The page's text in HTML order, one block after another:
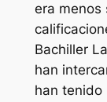
era menos
Bachiller
han
han tenido